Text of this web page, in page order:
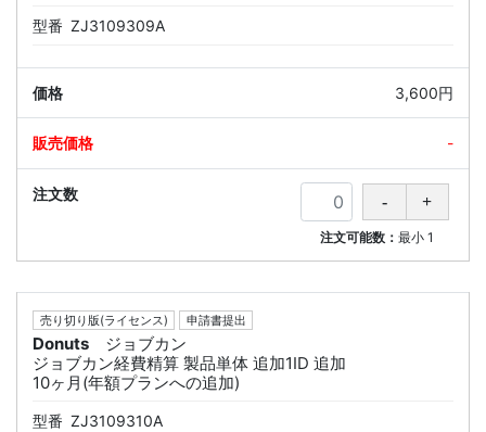
型番 ZJ3109309A
3,600円
-
注文可能数：最小 1
売り切り版(ライセンス) 申請書提出
Donuts
ジョブカン
ジョブカン経費精算 製品単体 追加1ID 追加
10ヶ月(年額プランへの追加)
型番 ZJ3109310A